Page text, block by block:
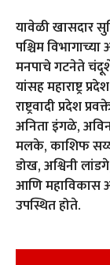
यावेळी खासदार
पश्चिम
मनपाचे गटनेते
यांसह महाराष्ट्र
राष्ट्रवादी प्रदेश
अनिता इंगळे,
मलके, काशिफ
डोख, अश्विनी
आणि महाविकास
उपस्थित होते.